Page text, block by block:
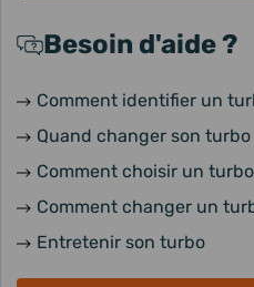
Besoin d'aide ?
Comment identifier un
Quand changer son turbo
Comment choisir un
Comment changer un
Entretenir son turbo